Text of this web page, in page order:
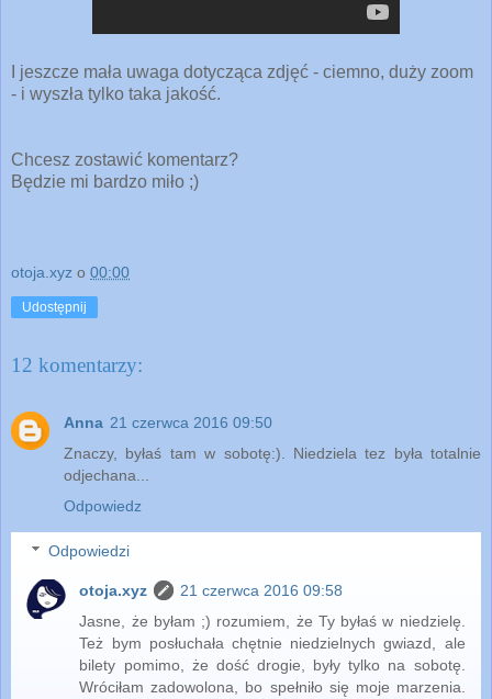
I jeszcze mała uwaga dotycząca zdjęć - ciemno, duży zoom
- i wyszła tylko taka jakość.
Chcesz zostawić komentarz?
Będzie mi bardzo miło ;)
otoja.xyz o 00:00
Udostępnij
12 komentarzy:
Anna 21 czerwca 2016 09:50
Znaczy, byłaś tam w sobotę:). Niedziela tez była totalnie
odjechana...
Odpowiedz
Odpowiedzi
otoja.xyz
21 czerwca 2016 09:58
Jasne, że byłam ;) rozumiem, że Ty byłaś w niedzielę.
Też bym posłuchała chętnie niedzielnych gwiazd, ale
bilety pomimo, że dość drogie, były tylko na sobotę.
Wróciłam zadowolona, bo spełniło się moje marzenia.